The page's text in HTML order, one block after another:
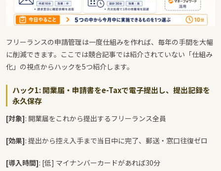
フリーランスの申請管理は一度仕組みを作れば、毎年の手間を大幅
に削減できます。ここでは競合記事では紹介されていない「仕組み
化」の視点からハックを5つ紹介します。
ハック1: 開業届・申請書をe-Taxで電子提出し、提出記録を
永久保存
[対象]: 開業届をこれから提出するフリーランス全員
[効果]: 提出から控え入手まで当日中に完了、郵送・窓口往復ゼロ
[導入時間]: [低] マイナンバーカードがあれば30分